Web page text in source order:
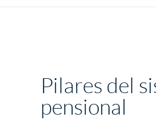
Pilares del
pensional